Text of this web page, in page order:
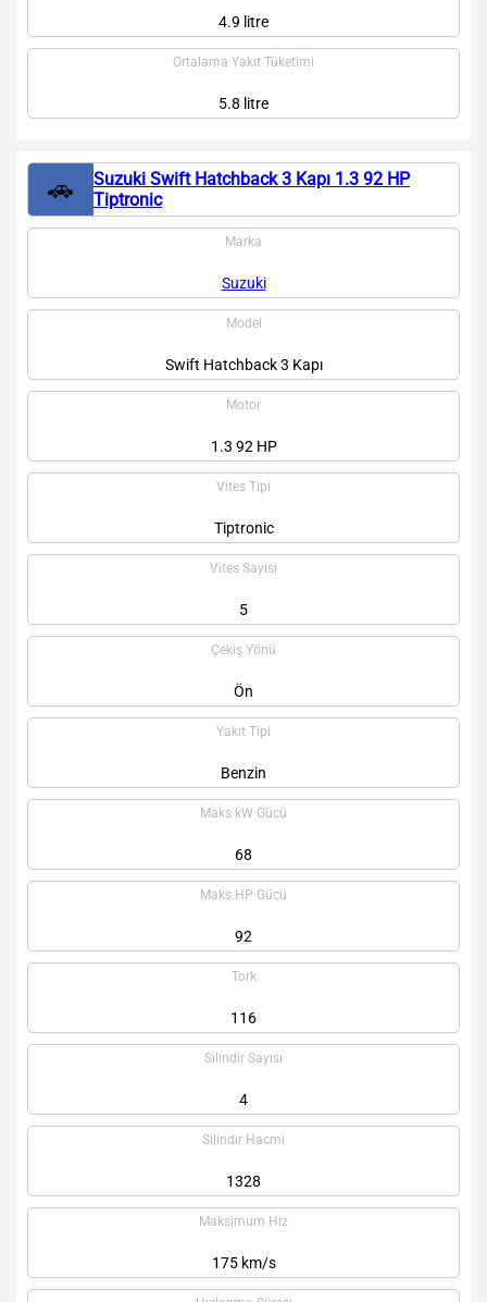
4.9 litre
Ortalama Yakıt Tüketimi
5.8 litre
🚗
Suzuki Swift Hatchback 3 Kapı 1.3 92 HP
Tiptronic
Marka
Suzuki
Model
Swift Hatchback 3 Kapı
Motor
1.3 92 HP
Vites Tipi
Tiptronic
Vites Sayısı
5
Çekiş Yönü
Ön
Yakıt Tipi
Benzin
Maks kW Gücü
68
Maks HP Gücü
92
Tork
116
Silindir Sayısı
4
Silindir Hacmi
1328
Maksimum Hız
175 km/s